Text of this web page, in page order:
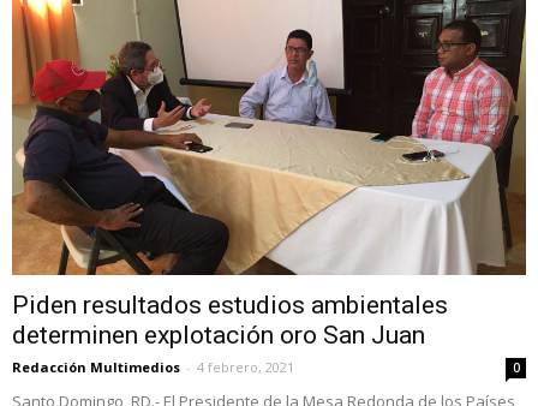
Piden resultados estudios ambientales
determinen explotación oro San Juan
Redacción Multimedios - 4 febrero, 2021 0
Santo Domingo, RD.- El Presidente de la Mesa Redonda de los Países